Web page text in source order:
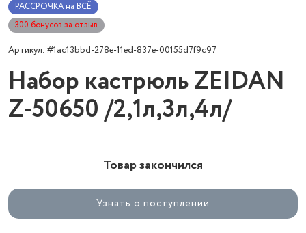
РАССРОЧКА на ВСЁ
300 бонусов за отзыв
Артикул: #1ac13bbd-278e-11ed-837e-00155d7f9c97
Набор кастрюль ZEIDAN
Z-50650 /2,1л,3л,4л/
Товар закончился
Узнать о поступлении